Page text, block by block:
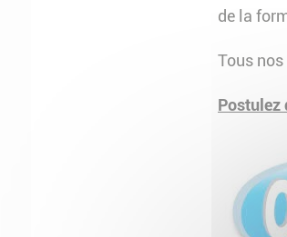
de la
Tous
Postulez